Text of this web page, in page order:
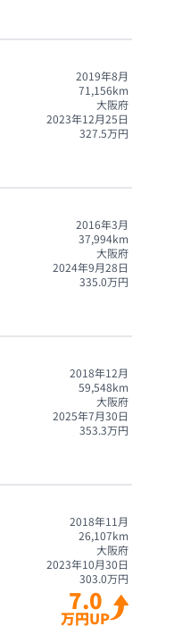
2019年8月
71,156km
大阪府
2023年12月25日
327.5万円
2016年3月
37,994km
大阪府
2024年9月28日
335.0万円
2018年12月
59,548km
大阪府
2025年7月30日
353.3万円
2018年11月
26,107km
大阪府
2023年10月30日
303.0万円
7.0
万円UP